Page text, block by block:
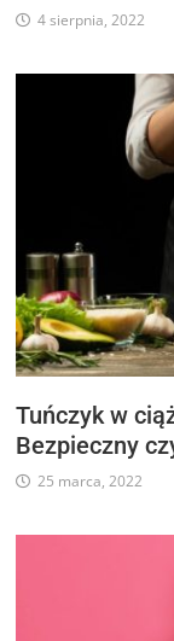
4 sierpnia, 2022
Tuńczyk w
Bezpieczny
25 marca, 2022